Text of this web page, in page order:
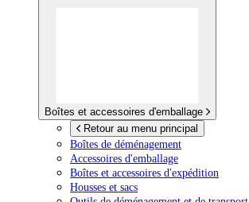
Boîtes et accessoires d'emballage
Retour au menu principal
Boîtes de déménagement
Accessoires d'emballage
Boîtes et accessoires d'expédition
Housses et sacs